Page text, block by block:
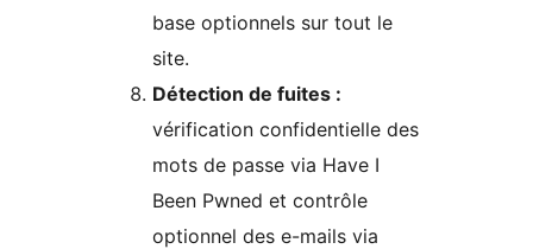
base optionnels sur tout le
site.
Détection de fuites :
vérification confidentielle des
mots de passe via Have I
Been Pwned et contrôle
optionnel des e-mails via